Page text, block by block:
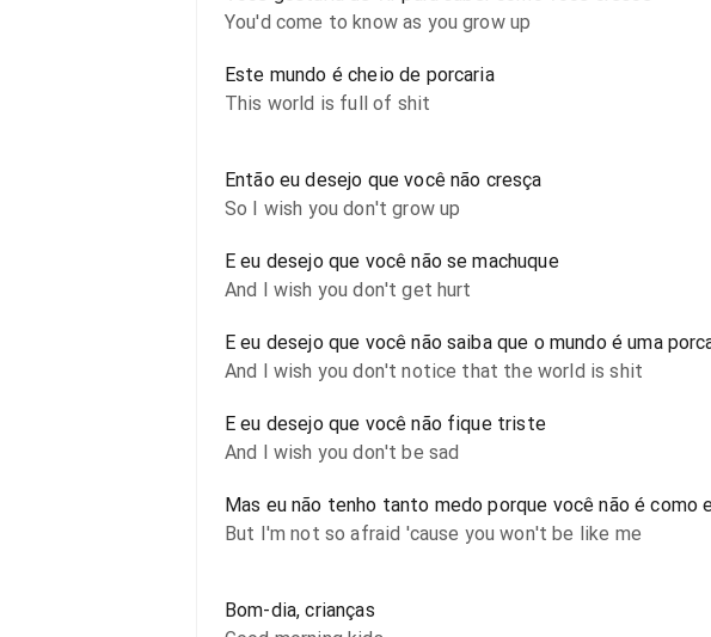
You'd come to know as you grow up
Este mundo é cheio de porcaria
This world is full of shit
Então eu desejo que você não cresça
So I wish you don't grow up
E eu desejo que você não se machuque
And I wish you don't get hurt
E eu desejo que você não saiba que o mundo é uma
And I wish you don't notice that the world is shit
E eu desejo que você não fique triste
And I wish you don't be sad
Mas eu não tenho tanto medo porque você não é como
But I'm not so afraid 'cause you won't be like me
Bom-dia, crianças